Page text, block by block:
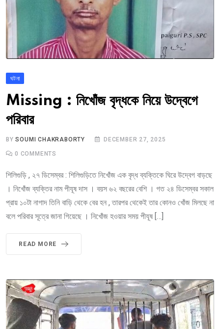
ঘটনা
Missing : নিখোঁজ বৃদ্ধকে নিয়ে উদ্বেগে
পরিবার
BYSOUMI CHAKRABORTY DECEMBER 27, 2025
0 COMMENTS
শিলিগুড়ি , ২৭ ডিসেম্বর : শিলিগুড়িতে নিখোঁজ এক বৃদ্ধ ব্যক্তিকে ঘিরে উদ্বেগ বাড়ছে
। নিখোঁজ ব্যক্তির নাম পীযূষ দাস । বয়স ৬২ বছরের বেশি । গত ২৪ ডিসেম্বর সকাল
প্রায় ১০টা নাগাদ তিনি বাড়ি থেকে বের হন , তারপর থেকেই তার কোনও খোঁজ মিলছে না
বলে পরিবার সূত্রে জানা গিয়েছে । নিখোঁজ হওয়ার সময় পীযূষ […]
READ MORE